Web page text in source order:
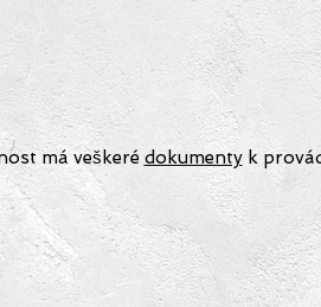
přes realizaci
má veškerédokumentyk